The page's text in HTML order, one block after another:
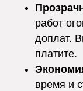
работ
доплат.
платите.
время и